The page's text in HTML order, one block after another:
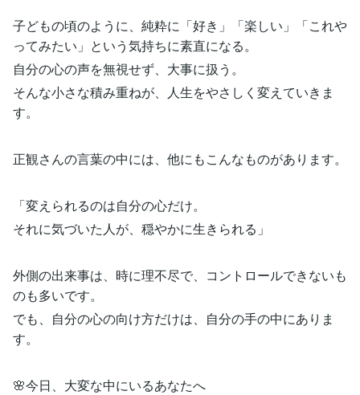
子どもの頃のように、純粋に「好き」「楽しい」「これや
ってみたい」という気持ちに素直になる。
自分の心の声を無視せず、大事に扱う。
そんな小さな積み重ねが、人生をやさしく変えていきま
す。
正観さんの言葉の中には、他にもこんなものがあります。
「変えられるのは自分の心だけ。
それに気づいた人が、穏やかに生きられる」
外側の出来事は、時に理不尽で、コントロールできないも
のも多いです。
でも、自分の心の向け方だけは、自分の手の中にありま
す。
🌸今日、大変な中にいるあなたへ